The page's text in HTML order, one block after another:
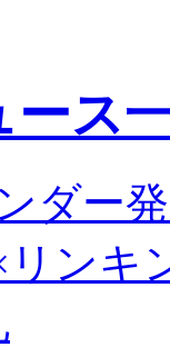
ース
ダー
ンキ